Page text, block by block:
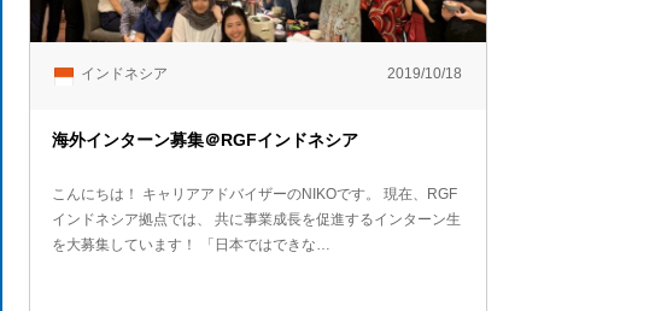
インドネシア 2019/10/18
海外インターン募集＠RGFインドネシア
こんにちは！ キャリアアドバイザーのNIKOです。 現在、RGF
インドネシア拠点では、 共に事業成長を促進するインターン生
を大募集しています！ 「日本ではできな…